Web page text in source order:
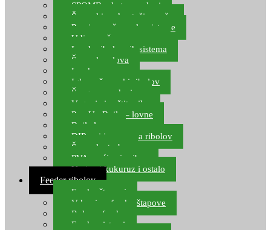
SPOMB rakete, markeri
Šaranski podmetači, mreže
Pernice za šaranske sisteme
Udice za šarana, amura
Izrada ribolovnih sistema
Šaranska olova
Leadcore
Igle za šaranski ribolov
Špage, upredenice
Vaganje i zaštita ribe
Pop Up Boile – lovne
Boile lovne
DIP-ovi i arome za ribolov
Šaranske torbe
PVA vrećice i pribor
Umjetni kukuruz i ostalo
Feeder ribolov
Feeder štapovi
Vrhovi za feeder štapove
Role za feeder
Feeder sistemi